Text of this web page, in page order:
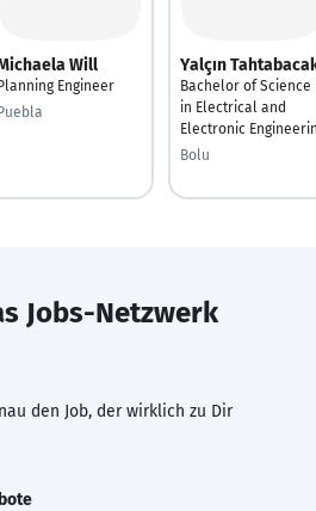
Will
Engineer
Yalçın
Bachelor of Science
in Electrical and
Electronic
Bolu
Jobs-Netzwerk
den Job, der wirklich zu Dir